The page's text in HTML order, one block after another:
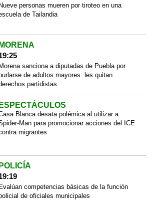
Nueve personas mueren por tiroteo en una
de Tailandia
MORENA
Morena sanciona a diputadas de Puebla por
burlarse de adultos mayores: les quitan
partidistas
ESPECTÁCULOS
Blanca desata polémica al utilizar a
Man para promocionar acciones del ICE
migrantes
POLICÍA
Evalúan competencias básicas de la función
de oficiales municipales